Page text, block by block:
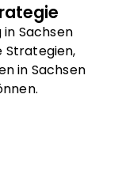
Sachsen
in Sachsen